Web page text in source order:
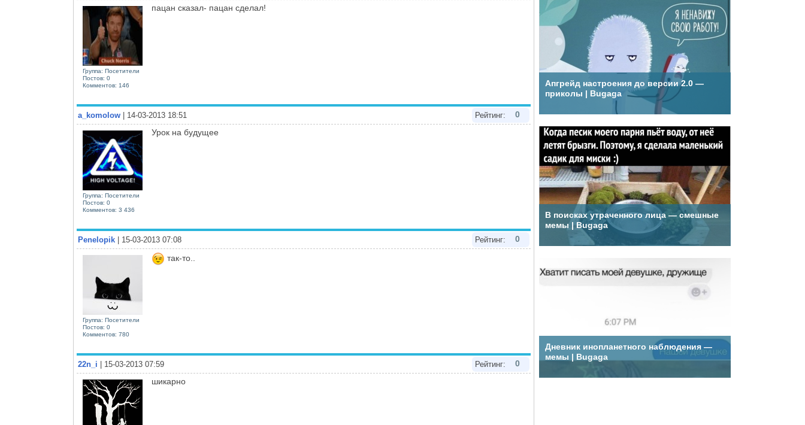
Группа: Посетители
Постов: 0
Комментов: 146
пацан сказал- пацан сделал!
Рейтинг: 0
a_komolow | 14-03-2013 18:51
Группа: Посетители
Постов: 0
Комментов: 3 436
Урок на будущее
Рейтинг: 0
Penelopik | 15-03-2013 07:08
Группа: Посетители
Постов: 0
Комментов: 780
так-то..
Рейтинг: 0
22n_i | 15-03-2013 07:59
шикарно
Апгрейд настроения до версии 2.0 —
приколы | Bugaga
В поисках утраченного лица — смешные
мемы | Bugaga
Дневник инопланетного наблюдения —
мемы | Bugaga